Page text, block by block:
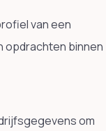
van een
opdrachten binnen
om